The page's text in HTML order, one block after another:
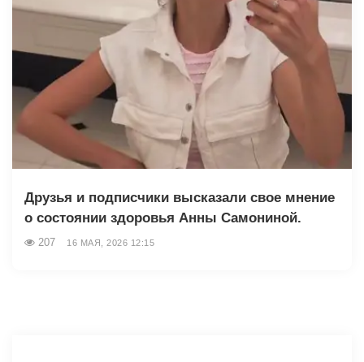
Друзья и подписчики высказали свое мнение
о состоянии здоровья Анны Самониной.
207 16 МАЯ, 2026 12:15